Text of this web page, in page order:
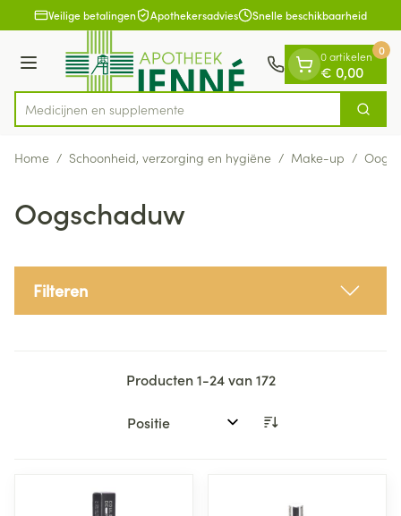
Ga naar de inhoud
1 van 1Veilige betalingen Apothekersadvies Snelle beschikbaarheid
Menu
Product, merk, categorie...
Medic Zoek
0 artikelen
€ 0,00
0
Home / Schoonheid, verzorging en hygiëne / Make-up /
Oogschaduw
Filteren
Producten1-24van172
Sorteer op: